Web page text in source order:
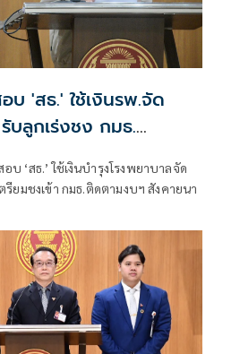
'สธ.' ใช้เงินรพ.จัด
บลูกเร่งชง กมธ.
‘สธ.’ ใช้เงินบำรุงโรงพยาบาลจัด
รียมชงเข้า กมธ.ติดตามงบฯ สังคายนา